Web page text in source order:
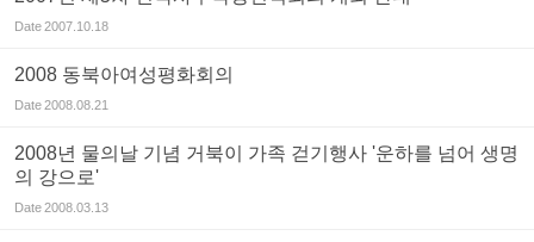
Date2007.10.18
2008 동북아여성평화회의
Date2008.08.21
2008년 물의날 기념 거북이 가족 걷기행사 '운하를 넘어 생명
의 강으로'
Date2008.03.13